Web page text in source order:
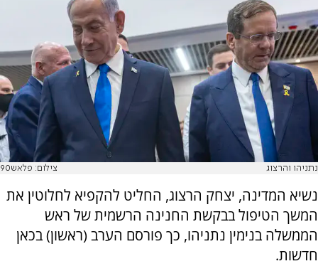
נתניהו והרצוג צילום: פלאש90
נשיא המדינה, יצחק הרצוג, החליט להקפיא לחלוטין את
המשך הטיפול בבקשת החנינה הרשמית של ראש
הממשלה בנימין נתניהו, כך פורסם הערב (ראשון) בכאן
חדשות.